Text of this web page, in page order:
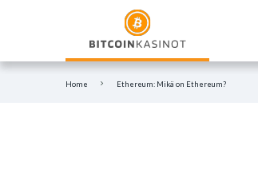
Home Ethereum: Mikä on Ethereum?
Mikä on bitcoin?
Mikä on Ethereum?